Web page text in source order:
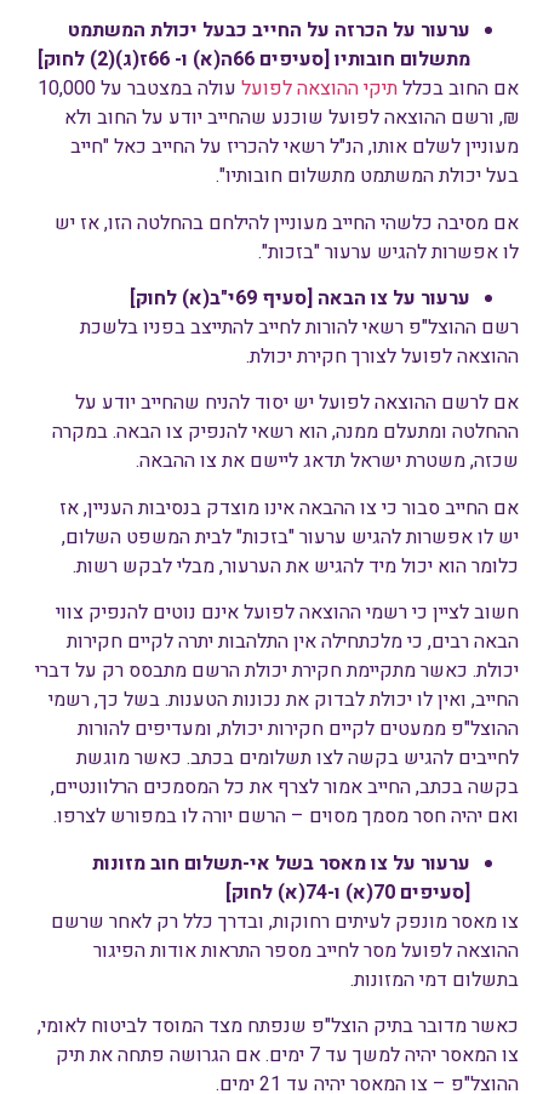
ערעור על הכרזה על החייב כבעל יכולת המשתמט
מתשלום חובותיו [סעיפים 66ה(א) ו- 66ז(ג)(2) לחוק]
אם החוב בכללתיקי ההוצאה לפועל
עולה במצטבר על 10,000
₪, ורשם ההוצאה לפועל שוכנע שהחייב יודע על החוב ולא
מעוניין לשלם אותו, הנ"ל רשאי להכריז על החייב כאל "חייב
בעל יכולת המשתמט מתשלום חובותיו".
אם מסיבה כלשהי החייב מעוניין להילחם בהחלטה הזו, אז יש
לו אפשרות להגיש ערעור "בזכות".
ערעור על צו הבאה [סעיף 69י"ב(א) לחוק]
רשם ההוצל"פ רשאי להורות לחייב להתייצב בפניו בלשכת
ההוצאה לפועל לצורך חקירת יכולת.
אם לרשם ההוצאה לפועל יש יסוד להניח שהחייב יודע על
ההחלטה ומתעלם ממנה, הוא רשאי להנפיק צו הבאה. במקרה
שכזה, משטרת ישראל תדאג ליישם את צו ההבאה.
אם החייב סבור כי צו ההבאה אינו מוצדק בנסיבות העניין, אז
יש לו אפשרות להגיש ערעור "בזכות" לבית המשפט השלום,
כלומר הוא יכול מיד להגיש את הערעור, מבלי לבקש רשות.
חשוב לציין כי רשמי ההוצאה לפועל אינם נוטים להנפיק צווי
הבאה רבים, כי מלכתחילה אין התלהבות יתרה לקיים חקירות
יכולת. כאשר מתקיימת חקירת יכולת הרשם מתבסס רק על דברי
החייב, ואין לו יכולת לבדוק את נכונות הטענות. בשל כך, רשמי
ההוצל"פ ממעטים לקיים חקירות יכולת, ומעדיפים להורות
לחייבים להגיש בקשה לצו תשלומים בכתב. כאשר מוגשת
בקשה בכתב, החייב אמור לצרף את כל המסמכים הרלוונטיים,
ואם יהיה חסר מסמך מסוים – הרשם יורה לו במפורש לצרפו.
ערעור על צו מאסר בשל אי-תשלום חוב מזונות
[סעיפים 70(א) ו-74(א) לחוק]
צו מאסר מונפק לעיתים רחוקות, ובדרך כלל רק לאחר שרשם
ההוצאה לפועל מסר לחייב מספר התראות אודות הפיגור
בתשלום דמי המזונות.
כאשר מדובר בתיק הוצל"פ שנפתח מצד המוסד לביטוח לאומי,
צו המאסר יהיה למשך עד 7 ימים. אם הגרושה פתחה את תיק
ההוצל"פ – צו המאסר יהיה עד 21 ימים.